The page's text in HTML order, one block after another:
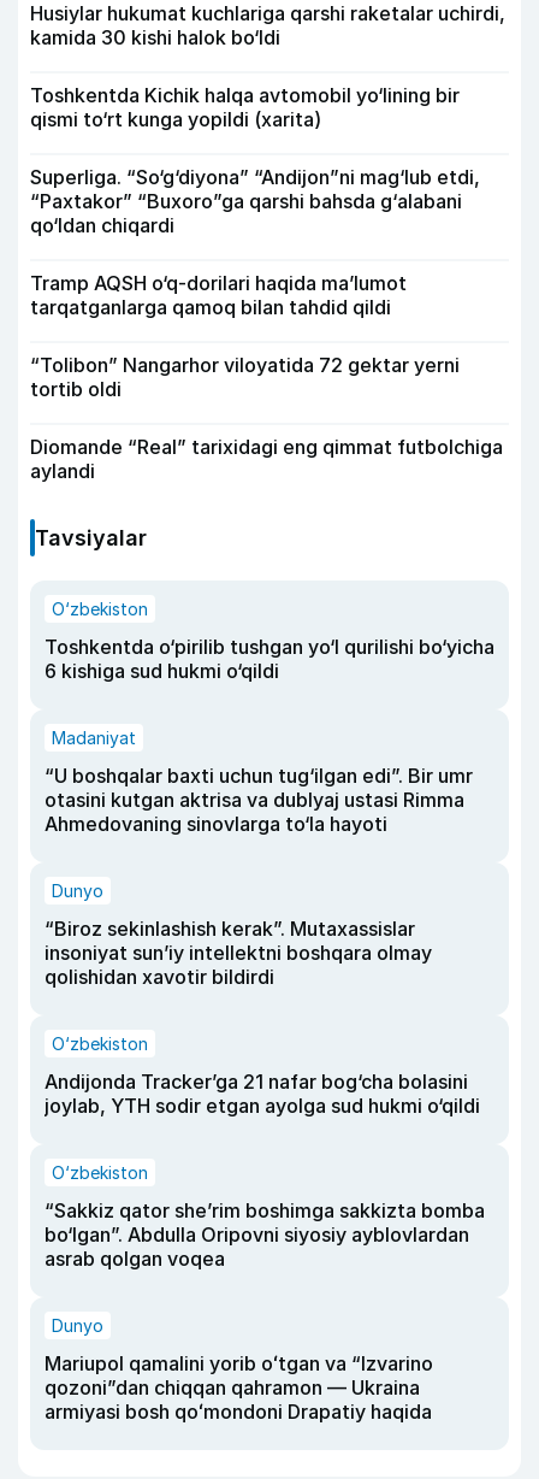
Husiylar hukumat kuchlariga qarshi raketalar uchirdi,
kamida 30 kishi halok bo‘ldi
Toshkentda Kichik halqa avtomobil yo‘lining bir
qismi to‘rt kunga yopildi (xarita)
Superliga. “So‘g‘diyona” “Andijon”ni mag‘lub etdi,
“Paxtakor” “Buxoro”ga qarshi bahsda g‘alabani
qo‘ldan chiqardi
Tramp AQSH o‘q-dorilari haqida ma’lumot
tarqatganlarga qamoq bilan tahdid qildi
“Tolibon” Nangarhor viloyatida 72 gektar yerni
tortib oldi
Diomande “Real” tarixidagi eng qimmat futbolchiga
aylandi
Tavsiyalar
O‘zbekiston
Toshkentda o‘pirilib tushgan yo‘l qurilishi bo‘yicha
6 kishiga sud hukmi o‘qildi
Madaniyat
“U boshqalar baxti uchun tug‘ilgan edi”. Bir umr
otasini kutgan aktrisa va dublyaj ustasi Rimma
Ahmedovaning sinovlarga to‘la hayoti
Dunyo
“Biroz sekinlashish kerak”. Mutaxassislar
insoniyat sun’iy intellektni boshqara olmay
qolishidan xavotir bildirdi
O‘zbekiston
Andijonda Tracker’ga 21 nafar bog‘cha bolasini
joylab, YTH sodir etgan ayolga sud hukmi o‘qildi
O‘zbekiston
“Sakkiz qator she’rim boshimga sakkizta bomba
bo‘lgan”. Abdulla Oripovni siyosiy ayblovlardan
asrab qolgan voqea
Dunyo
Mariupol qamalini yorib oʻtgan va “Izvarino
qozoni”dan chiqqan qahramon — Ukraina
armiyasi bosh qoʻmondoni Drapatiy haqida